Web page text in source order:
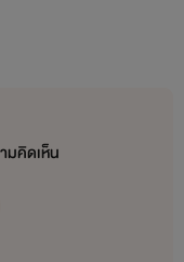
มคิดเห็น